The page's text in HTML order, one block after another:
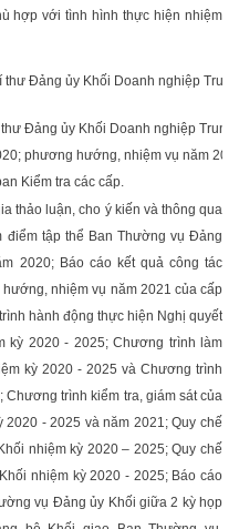
hợp với tình hình thực hiện nhiệm
Đảng ủy Khối Doanh nghiệp Trung
phương hướng, nhiệm vụ năm
Kiểm tra các cấp.
thảo luận, cho ý kiến và thông qua
điểm tập thể Ban Thường vụ Đảng
2020; Báo cáo kết quả công tác
nhiệm vụ năm 2021 của cấp
hành động thực hiện Nghị quyết
kỳ 2020 - 2025; Chương trình làm
kỳ 2020 - 2025 và Chương trình
Chương trình kiểm tra, giám sát của
- 2025 và năm 2021; Quy chế
nhiệm kỳ 2020 – 2025; Quy chế
nhiệm kỳ 2020 - 2025; Báo cáo
vụ Đảng ủy Khối giữa 2 kỳ họp